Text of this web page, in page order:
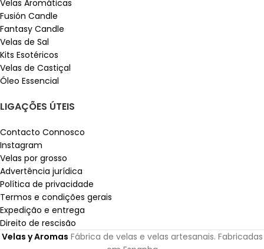
Velas Aromáticas
Fusión Candle
Fantasy Candle
Velas de Sal
Kits Esotéricos
Velas de Castiçal
Óleo Essencial
LIGAÇÕES ÚTEIS
Contacto Connosco
Instagram
Velas por grosso
Advertência jurídica
Política de privacidade
Termos e condições gerais
Expedição e entrega
Direito de rescisão
Velas y Aromas Fábrica de velas e velas artesanais. Fabricadas